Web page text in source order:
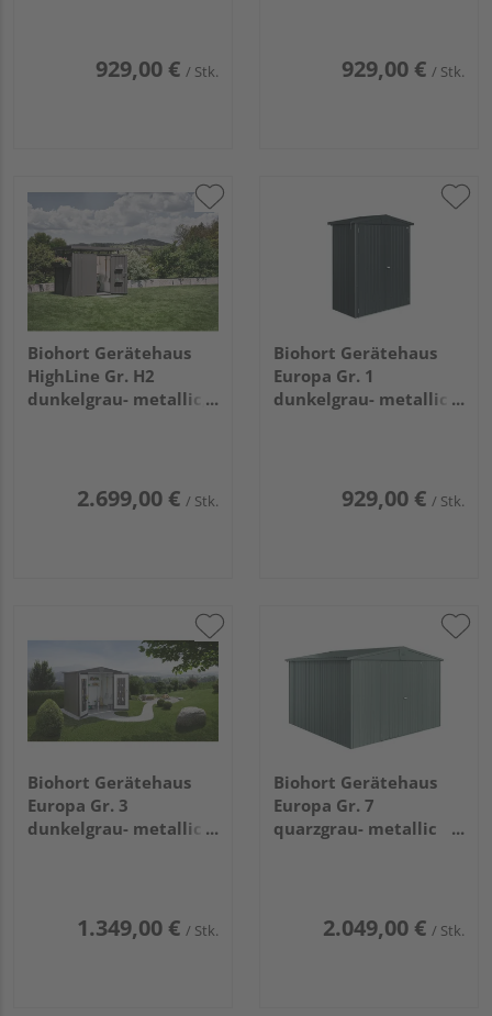
929,00 € / Stk. 929,00 € / Stk.
Biohort Gerätehaus
HighLine Gr. H2
dunkelgrau- metallic,
2.699,00 € / Stk.
Biohort Gerätehaus
Europa Gr. 1
dunkelgrau- metallic
929,00 € / Stk.
Biohort Gerätehaus
Europa Gr. 3
dunkelgrau- metallic
1.349,00 € / Stk.
Biohort Gerätehaus
Europa Gr. 7
quarzgrau- metallic
2.049,00 € / Stk.